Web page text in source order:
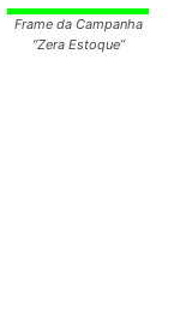
Frame da Campanha
“Zera Estoque”